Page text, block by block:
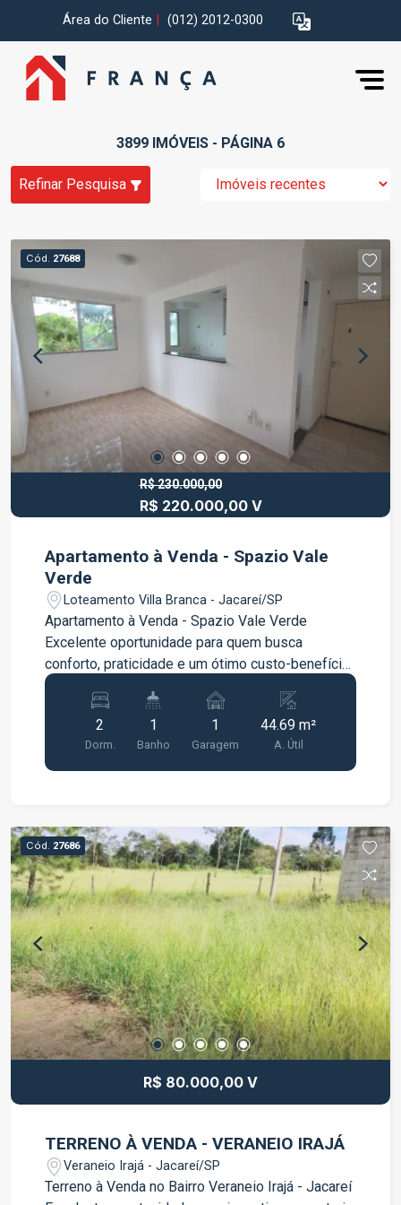
Área do Cliente (012) 2012-0300
3899 IMÓVEIS - PÁGINA 6
Refinar Pesquisa
Cód. 27688
R$ 230.000,00
R$ 220.000,00 V
Apartamento à Venda - Spazio Vale
Verde
Loteamento Villa Branca - Jacareí/SP
Apartamento à Venda - Spazio Vale Verde
Excelente oportunidade para quem busca
conforto, praticidade e um ótimo custo-benefício.
Características do imóvel: 2 quartos Sala ampla
Cozinha com móveis planejados Área de serviço
1 vaga de garagem O apartamento está em
excelente estado de conservação, com
ambientes bem distribuídos e uma cozinha
para mais informações e agende uma visita.
2
Dorm.
1
Banho
1
Garagem
44.69 m²
A. Útil
Cód. 27686
R$ 80.000,00 V
TERRENO À VENDA - VERANEIO IRAJÁ
Veraneio Irajá - Jacareí/SP
Terreno à Venda no Bairro Veraneio Irajá - Jacareí